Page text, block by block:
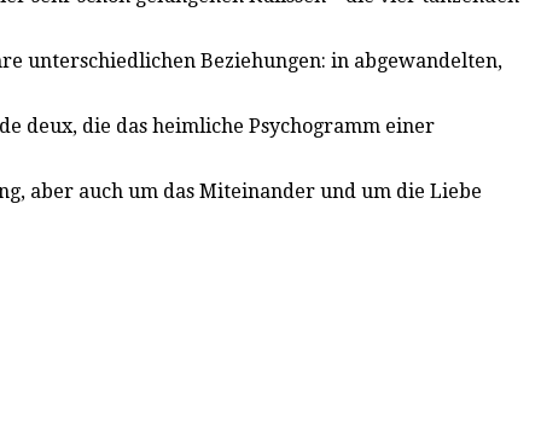
unterschiedlichen Beziehungen: in abgewandelten,
deux, die das heimliche Psychogramm einer
aber auch um das Miteinander und um die Liebe